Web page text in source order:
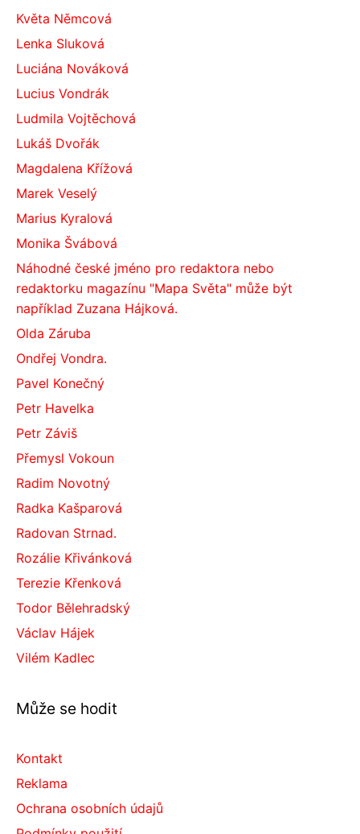
Květa Němcová
Lenka Sluková
Luciána Nováková
Lucius Vondrák
Ludmila Vojtěchová
Lukáš Dvořák
Magdalena Křížová
Marek Veselý
Marius Kyralová
Monika Švábová
Náhodné české jméno pro redaktora nebo
redaktorku magazínu "Mapa Světa" může být
například Zuzana Hájková.
Olda Záruba
Ondřej Vondra.
Pavel Konečný
Petr Havelka
Petr Záviš
Přemysl Vokoun
Radim Novotný
Radka Kašparová
Radovan Strnad.
Rozálie Křivánková
Terezie Křenková
Todor Bělehradský
Václav Hájek
Vilém Kadlec
Může se hodit
Kontakt
Reklama
Ochrana osobních údajů